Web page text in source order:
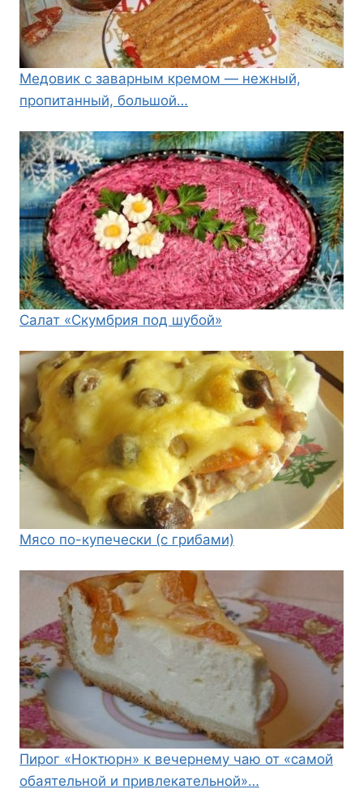
Медовик с заварным кремом — нежный,
пропитанный, большой…
Салат «Скумбрия под шубой»
Мясо по-купечески (с грибами)
Пирог «Ноктюрн» к вечернему чаю от «самой
обаятельной и привлекательной»…